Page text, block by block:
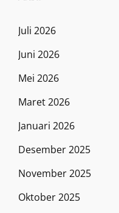
Juli 2026
Juni 2026
Mei 2026
Maret 2026
Januari 2026
Desember 2025
November 2025
Oktober 2025